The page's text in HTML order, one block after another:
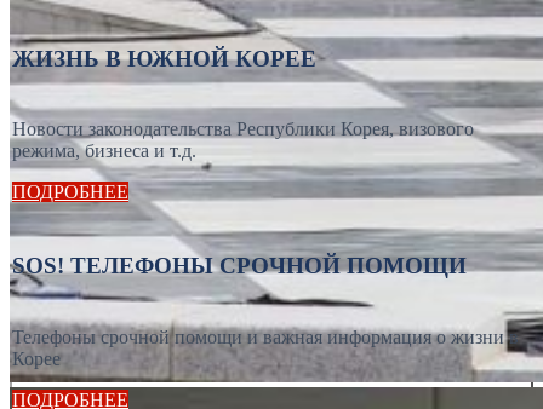
ЖИЗНЬ В ЮЖНОЙ КОРЕЕ
Новости законодательства Республики Корея, визового
режима, бизнеса и т.д.
ПОДРОБНЕЕ
SOS! ТЕЛЕФОНЫ СРОЧНОЙ ПОМОЩИ
Телефоны срочной помощи и важная информация о жизни в
Корее
ПОДРОБНЕЕ